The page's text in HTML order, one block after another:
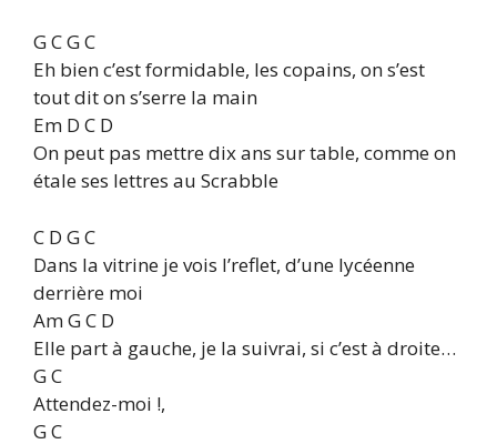
G C G C
Eh bien c’est formidable, les copains, on s’est
tout dit on s’serre la main
Em D C D
On peut pas mettre dix ans sur table, comme on
étale ses lettres au Scrabble
C D G C
Dans la vitrine je vois l’reflet, d’une lycéenne
derrière moi
Am G C D
Elle part à gauche, je la suivrai, si c’est à droite…
G C
Attendez-moi !,
G C